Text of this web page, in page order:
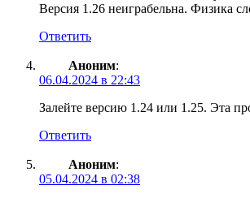
Версия 1.26 неиграбельна. Физика
Ответить
Аноним:
06.04.2024 в 22:43
Залейте версию 1.24 или 1.25. Эта
Ответить
Аноним:
05.04.2024 в 02:38